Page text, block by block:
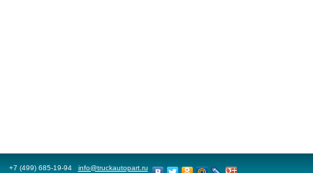
+7 (499) 685-19-94 info@truckautopart.ru